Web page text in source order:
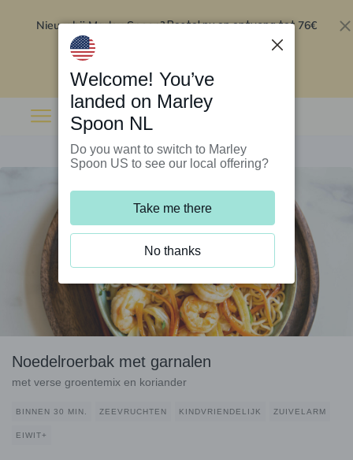
Nieuw bij Marley Spoon?Bestel nu en ontvang tot 76€
Noedelroerbak met garnalen
met verse groentemix en koriander
BINNEN 30 MIN. ZEEVRUCHTEN KINDVRIENDELIJK ZUIVELARM
EIWIT+
Welcome! You’ve
landed on Marley
Spoon NL
Do you want to switch to Marley
Spoon US to see our local offering?
Take me there
No thanks